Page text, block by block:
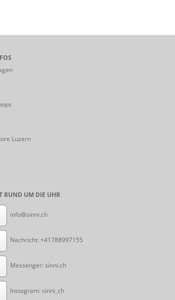
Luzern
RUND UM DIE UHR
info@sinni.ch
Nachricht: +41788997155
Messenger: sinni.ch
Instagram: sinni_ch